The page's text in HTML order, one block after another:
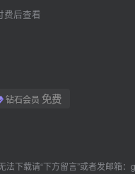
费后查看
钻石会员 免费
下载请“下方留言”或者发邮箱：